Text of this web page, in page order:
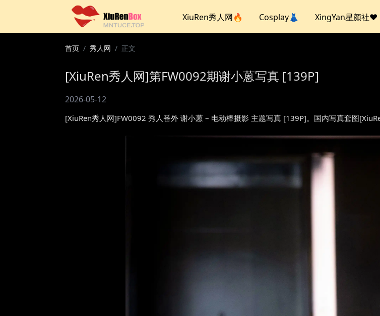
XiuRen秀人网🔥 Cosplay👗 XingYan星颜社❤️
首页 秀人网 正文
[XiuRen秀人网]第FW0092期谢小蒽写真 [139P]
2026-05-12
[XiuRen秀人网]FW0092 秀人番外 谢小蒽 – 电动棒摄影 主题写真 [139P]。国内写真套图